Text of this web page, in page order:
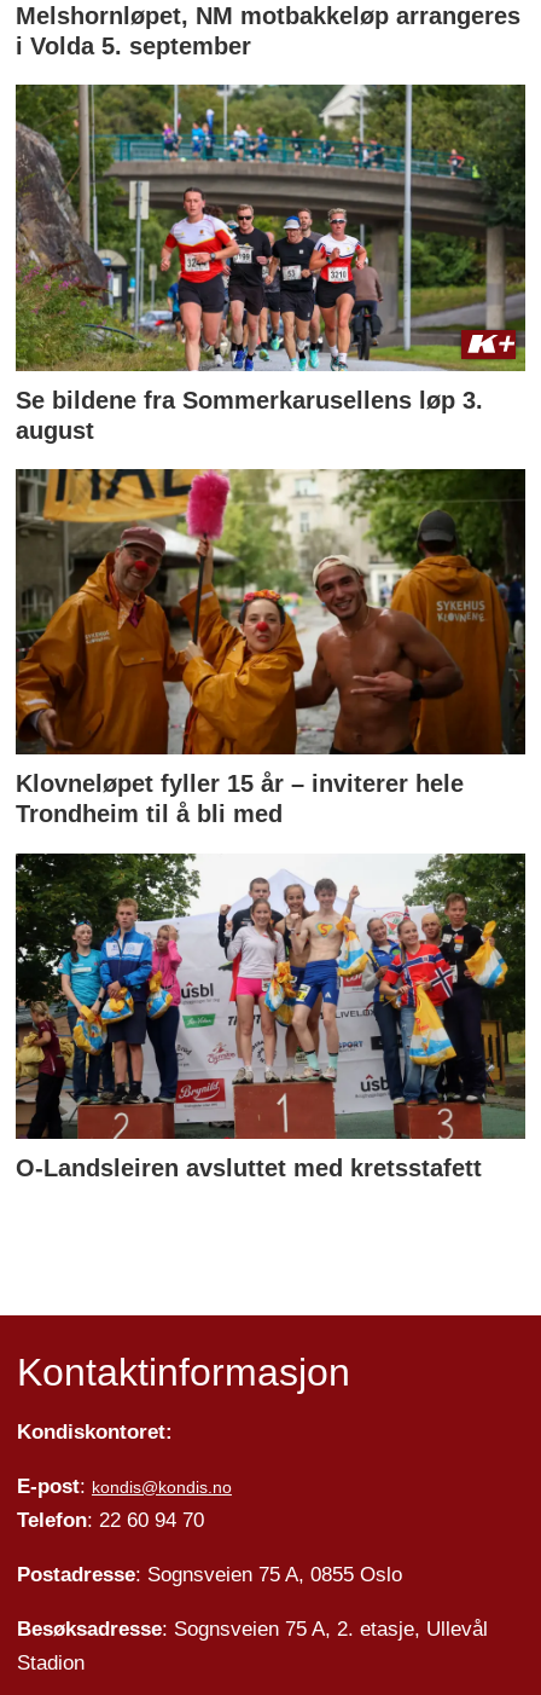
Melshornløpet, NM motbakkeløp arrangeres
i Volda 5. september
Se bildene fra Sommerkarusellens løp 3.
august
Klovneløpet fyller 15 år – inviterer hele
Trondheim til å bli med
O-Landsleiren avsluttet med kretsstafett
Kontaktinformasjon
Kondiskontoret:
E-post: kondis@kondis.no
Telefon: 22 60 94 70
Postadresse: Sognsveien 75 A, 0855 Oslo
Besøksadresse: Sognsveien 75 A, 2. etasje, Ullevål
Stadion